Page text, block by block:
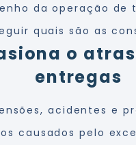
da operação de
quais são as
o
entregas
acidentes e
causados pelo